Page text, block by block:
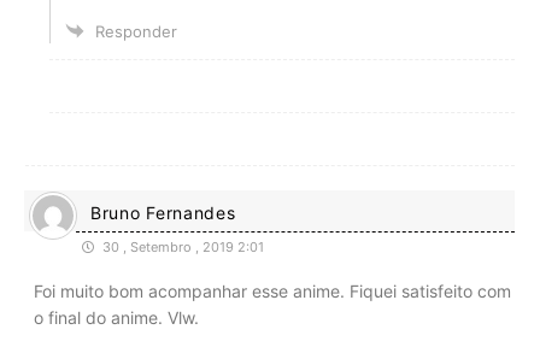
Responder
Bruno Fernandes
30 , Setembro , 2019 2:01
Foi muito bom acompanhar esse anime. Fiquei satisfeito com
o final do anime. Vlw.